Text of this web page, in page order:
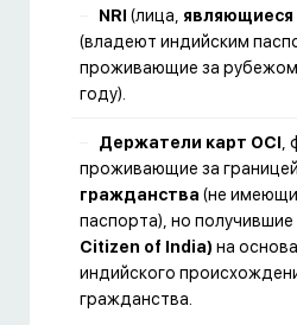
NRI (лица,
(владеют индийским
проживающие за рубежом
году).
Держатели карт OCI,
проживающие за
гражданства (не
паспорта), но получившие
Citizen of India) на
индийского
гражданства.